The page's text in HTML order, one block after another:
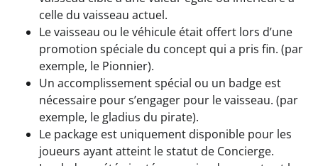
celle du vaisseau actuel.
Le vaisseau ou le véhicule était offert lors d’une
promotion spéciale du concept qui a pris fin. (par
exemple, le Pionnier).
Un accomplissement spécial ou un badge est
nécessaire pour s’engager pour le vaisseau. (par
exemple, le gladius du pirate).
Le package est uniquement disponible pour les
joueurs ayant atteint le statut de Concierge.